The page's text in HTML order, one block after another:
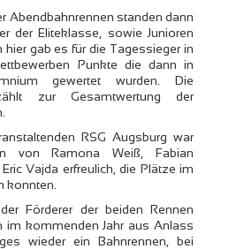
Abendbahnrennen standen dann
der Eliteklasse, sowie Junioren
hier gab es für die Tagessieger in
Punkte die dann in
gewertet wurden. Die
zur Gesamtwertung der
RSG Augsburg war
von Ramona Weiß, Fabian
Vajda erfreulich, die Plätze im
konnten.
Förderer der beiden Rennen
im kommenden Jahr aus Anlass
wieder ein Bahnrennen, bei